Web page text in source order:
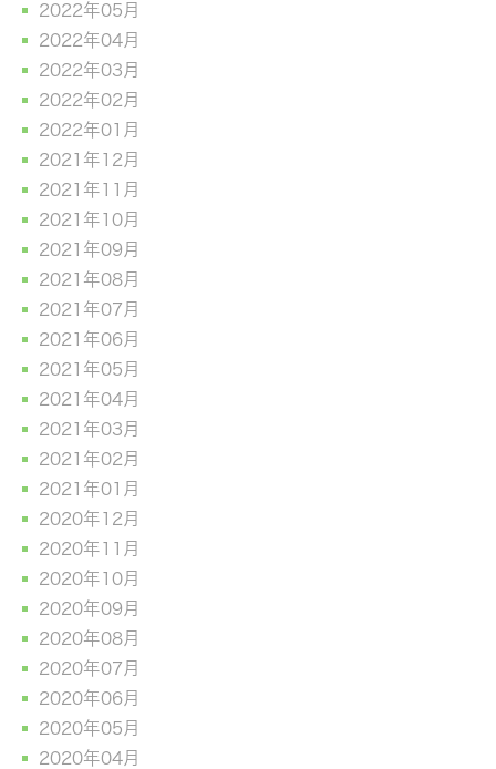
2022年05月
2022年04月
2022年03月
2022年02月
2022年01月
2021年12月
2021年11月
2021年10月
2021年09月
2021年08月
2021年07月
2021年06月
2021年05月
2021年04月
2021年03月
2021年02月
2021年01月
2020年12月
2020年11月
2020年10月
2020年09月
2020年08月
2020年07月
2020年06月
2020年05月
2020年04月